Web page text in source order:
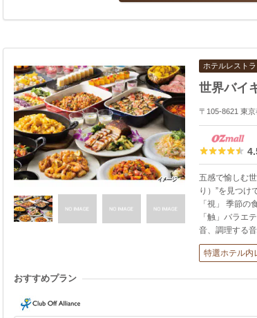
ホテルレスト
世界バイ
〒105-8621 東
五感で愉しむ
り）”を見つけ
「視」 季節
「触」バラエ
音、調理する
特選ホテル内
おすすめプラン